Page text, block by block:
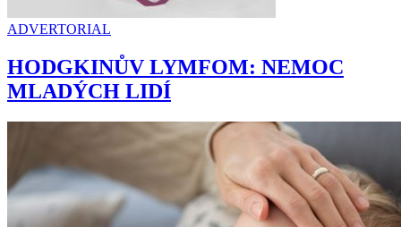
ADVERTORIAL
HODGKINŮV LYMFOM: NEMOC
MLADÝCH LIDÍ